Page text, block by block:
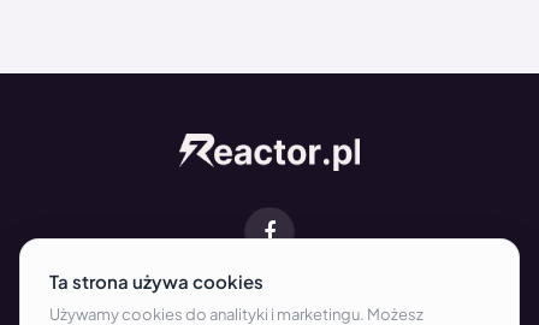
Facebook
O NAS KONTAKT REDAKCJA WSPÓŁPRACA